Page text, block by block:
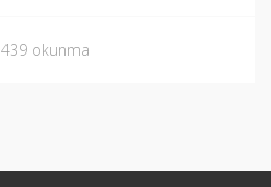
439 okunma